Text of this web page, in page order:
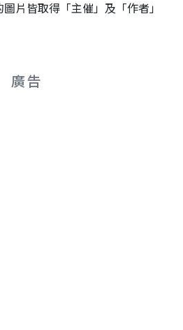
片皆取得「主催」及「作者」
廣告